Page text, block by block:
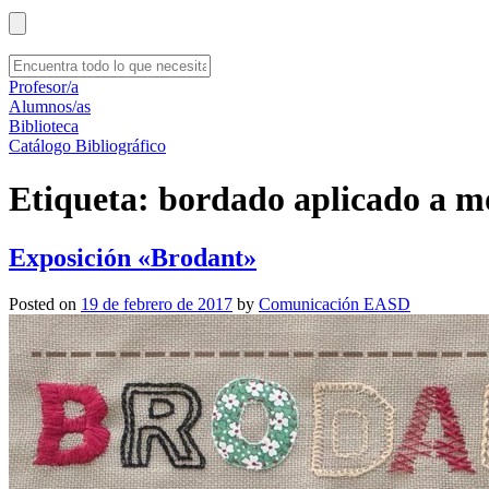
Profesor/a
Alumnos/as
Biblioteca
Catálogo Bibliográfico
Etiqueta: bordado aplicado a
Exposición «Brodant»
Posted on 19 de febrero de 2017 by Comunicación EASD